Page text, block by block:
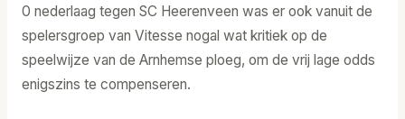
0 nederlaag tegen SC Heerenveen was er ook vanuit de
spelersgroep van Vitesse nogal wat kritiek op de
speelwijze van de Arnhemse ploeg, om de vrij lage odds
enigszins te compenseren.